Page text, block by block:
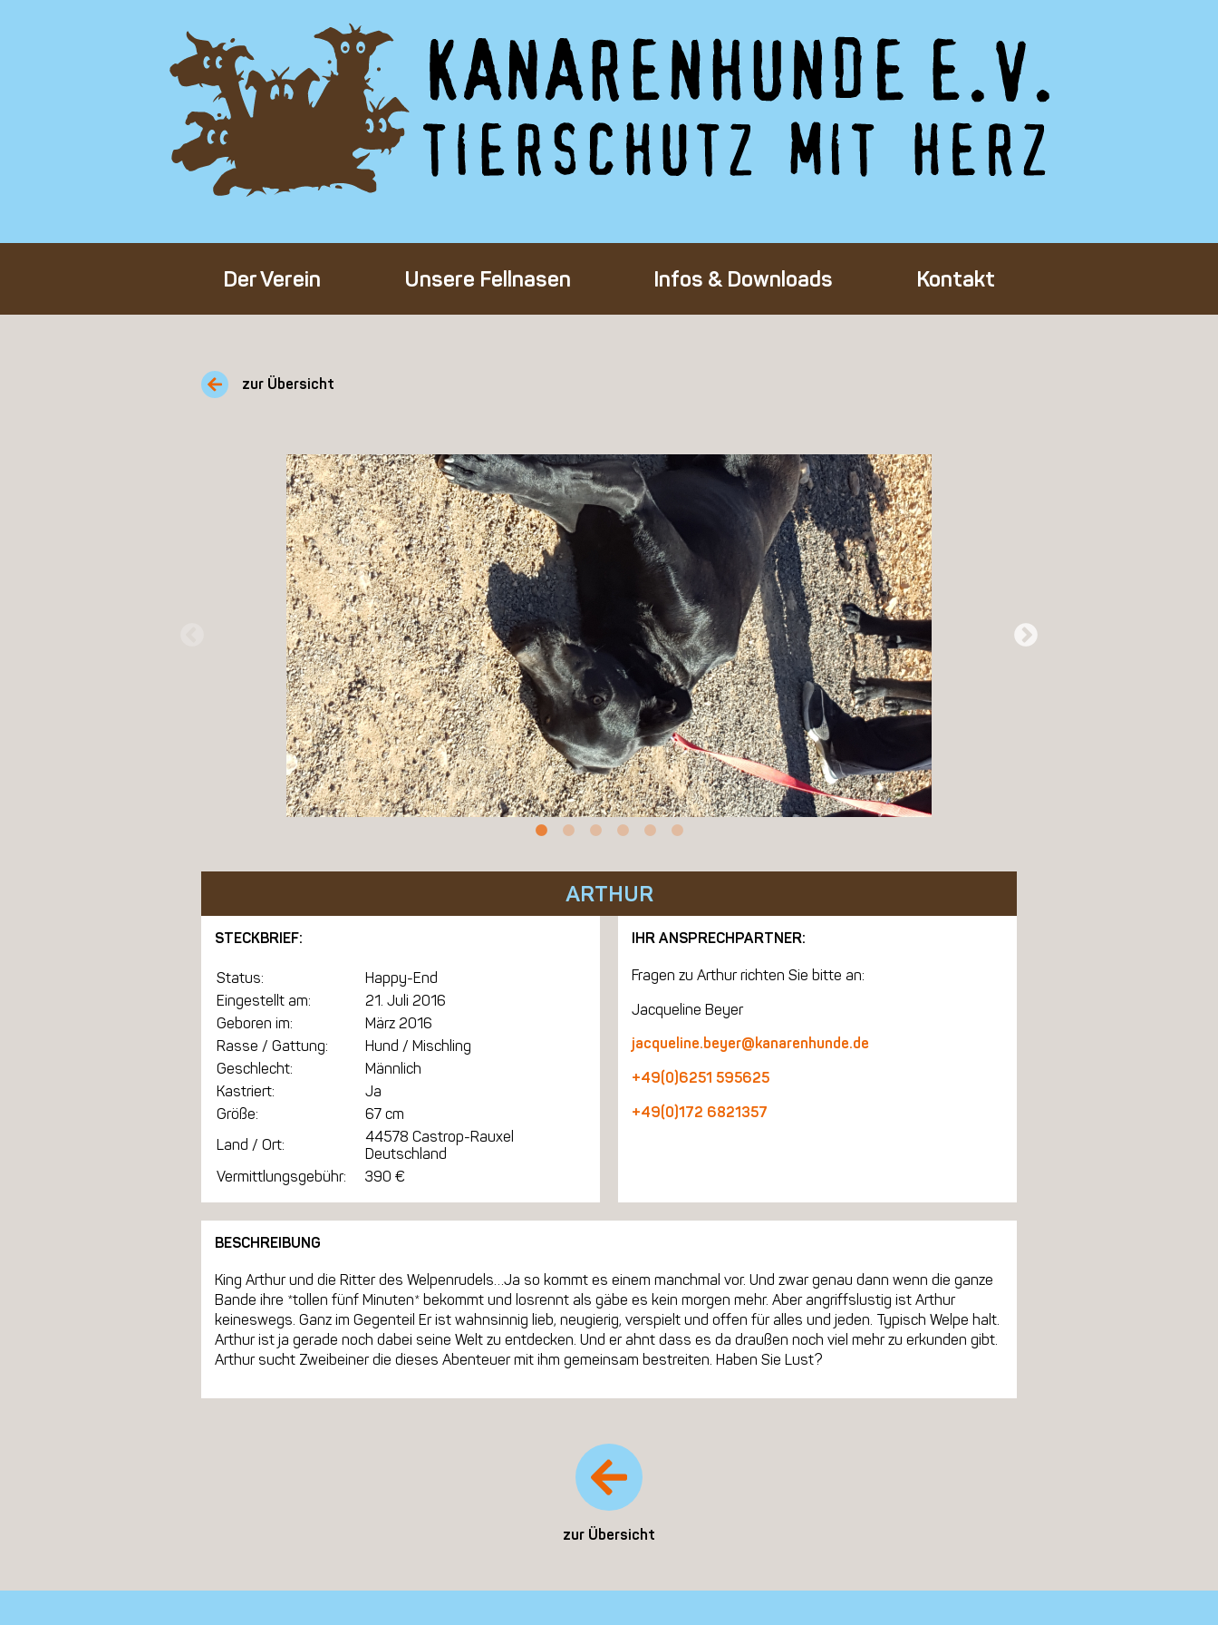
Der Verein
Über den Verein
Unser Team
Unsere Fellnasen
Alle Hunde
Infos & Downloads
Adoption eines Tieres
Pflegestelle
Mitgliedschaft
Spenden
Kontakt
zur Übersicht
ARTHUR
STECKBRIEF:
Status:
Happy-End
Eingestellt am:
21. Juli 2016
Geboren im:
März 2016
Rasse / Gattung:
Hund / Mischling
Geschlecht:
Männlich
Kastriert:
Ja
Größe:
67 cm
Land / Ort:
44578 Castrop-Rauxel
Deutschland
Vermittlungsgebühr:
390 €
IHR ANSPRECHPARTNER:
Fragen zu Arthur richten Sie bitte an:
Jacqueline Beyer
jacqueline.beyer@kanarenhunde.de
+49(0)6251 595625
+49(0)172 6821357
BESCHREIBUNG
King Arthur und die Ritter des Welpenrudels…Ja so kommt es einem manchmal vor. Und zwar genau dann wenn die ganze
Bande ihre *tollen fünf Minuten* bekommt und losrennt als gäbe es kein morgen mehr. Aber angriffslustig ist Arthur
keineswegs. Ganz im Gegenteil Er ist wahnsinnig lieb, neugierig, verspielt und offen für alles und jeden. Typisch Welpe halt.
Arthur ist ja gerade noch dabei seine Welt zu entdecken. Und er ahnt dass es da draußen noch viel mehr zu erkunden gibt.
Arthur sucht Zweibeiner die dieses Abenteuer mit ihm gemeinsam bestreiten. Haben Sie Lust?
zur Übersicht